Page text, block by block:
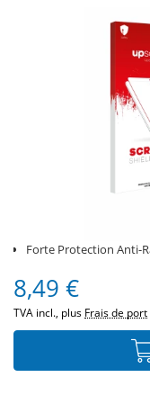
Forte Protection Anti-
8,49 €
TVA incl., plus Frais de port